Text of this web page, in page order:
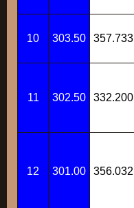
10 303.50 357.733
11 302.50 332.200
12 301.00 356.032